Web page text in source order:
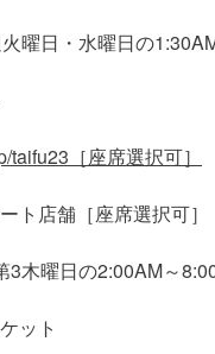
火曜日・水曜日の
taifu23［座席選択可］
ト店舗［座席選択可］
3木曜日の2:00AM～
ット